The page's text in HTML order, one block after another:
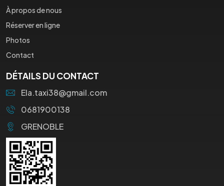
À propos de nous
Réserver en ligne
Photos
Contact
DÉTAILS DU CONTACT
Ela.taxi38@gmail.com
0681900138
GRENOBLE